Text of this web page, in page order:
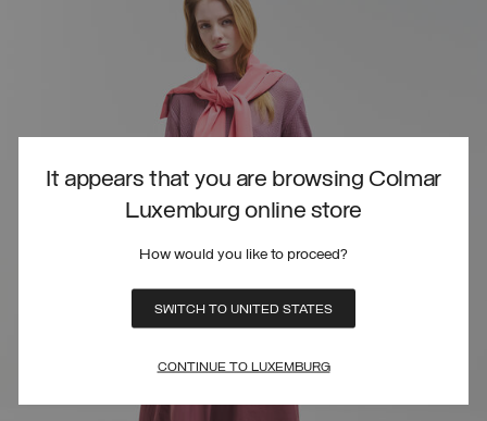
It appears that you are browsing Colmar
Luxemburg online store
How would you like to proceed?
SWITCH TO UNITED STATES
CONTINUE TO LUXEMBURG